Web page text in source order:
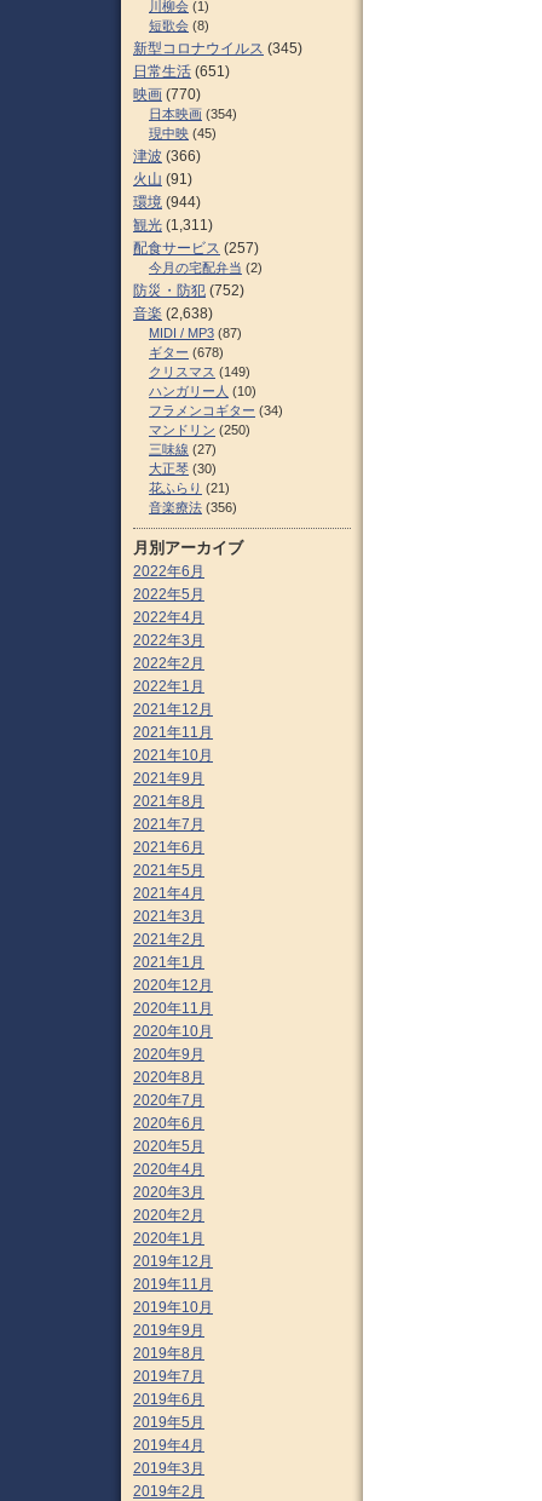
川柳会 (1)
短歌会 (8)
新型コロナウイルス (345)
日常生活 (651)
映画 (770)
日本映画 (354)
現中映 (45)
津波 (366)
火山 (91)
環境 (944)
観光 (1,311)
配食サービス (257)
今月の宅配弁当 (2)
防災・防犯 (752)
音楽 (2,638)
MIDI / MP3 (87)
ギター (678)
クリスマス (149)
ハンガリー人 (10)
フラメンコギター (34)
マンドリン (250)
三味線 (27)
大正琴 (30)
花ふらり (21)
音楽療法 (356)
月別アーカイブ
2022年6月
2022年5月
2022年4月
2022年3月
2022年2月
2022年1月
2021年12月
2021年11月
2021年10月
2021年9月
2021年8月
2021年7月
2021年6月
2021年5月
2021年4月
2021年3月
2021年2月
2021年1月
2020年12月
2020年11月
2020年10月
2020年9月
2020年8月
2020年7月
2020年6月
2020年5月
2020年4月
2020年3月
2020年2月
2020年1月
2019年12月
2019年11月
2019年10月
2019年9月
2019年8月
2019年7月
2019年6月
2019年5月
2019年4月
2019年3月
2019年2月